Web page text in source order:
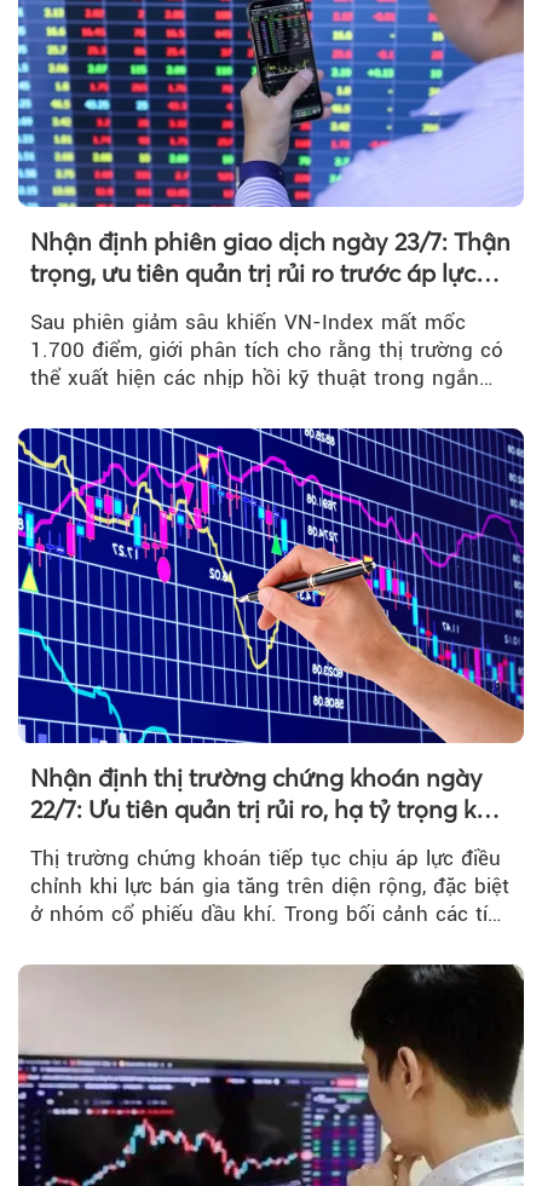
Nhận định phiên giao dịch ngày 23/7: Thận
trọng, ưu tiên quản trị rủi ro trước áp lực
Sau phiên giảm sâu khiến VN-Index mất mốc
1.700 điểm, giới phân tích cho rằng thị trường có
thể xuất hiện các nhịp hồi kỹ thuật trong ngắn
Nhận định thị trường chứng khoán ngày
22/7: Ưu tiên quản trị rủi ro, hạ tỷ trọng khi
Thị trường chứng khoán tiếp tục chịu áp lực điều
chỉnh khi lực bán gia tăng trên diện rộng, đặc biệt
ở nhóm cổ phiếu dầu khí. Trong bối cảnh các tín